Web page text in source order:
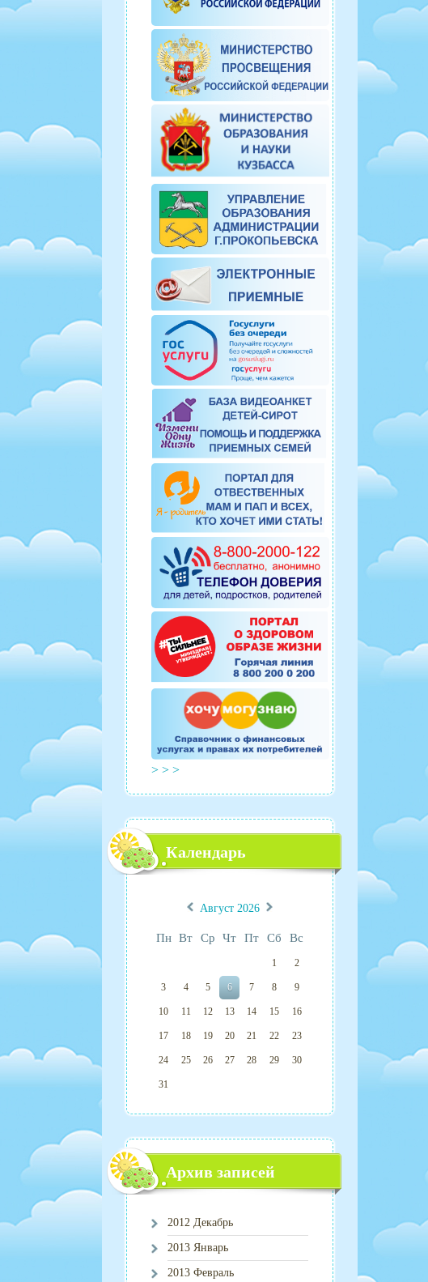
> > >
Календарь
Август 2026
Пн Вт Ср Чт Пт Сб Вс
1 2
3 4 5 6 7 8 9
10 11 12 13 14 15 16
17 18 19 20 21 22 23
24 25 26 27 28 29 30
31
Архив записей
2012 Декабрь
2013 Январь
2013 Февраль